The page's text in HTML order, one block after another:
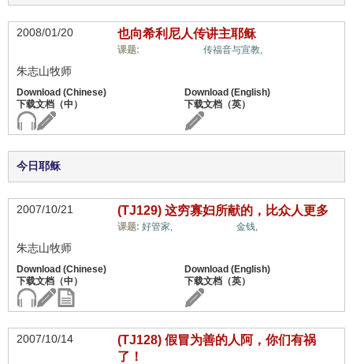
2008/01/20 也向希利尼人传讲主耶稣
课题: 传福音与宣教,
朱志山牧师
今日耶稣
2007/10/21 (TJ129) 这穷寡妇所献的，比众人更多
课题: 好管家, 金钱,
朱志山牧师
2007/10/14
(TJ128) 假冒为善的人阿，你们有祸
了！